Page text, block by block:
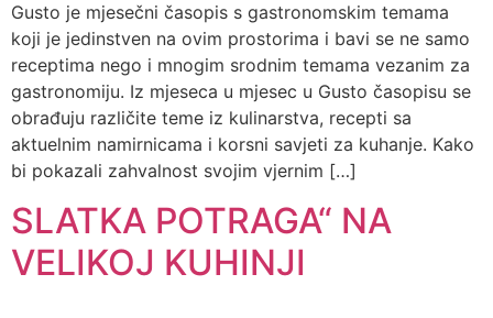
Gusto je mjesečni časopis s gastronomskim temama
koji je jedinstven na ovim prostorima i bavi se ne samo
receptima nego i mnogim srodnim temama vezanim za
gastronomiju. Iz mjeseca u mjesec u Gusto časopisu se
obrađuju različite teme iz kulinarstva, recepti sa
aktuelnim namirnicama i korsni savjeti za kuhanje. Kako
bi pokazali zahvalnost svojim vjernim […]
SLATKA POTRAGA“ NA
VELIKOJ KUHINJI